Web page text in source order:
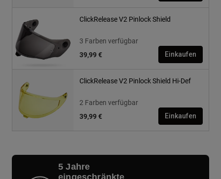
ClickRelease V2 Pinlock Shield
3 Farben verfügbar
39,99 €
Einkaufen
ClickRelease V2 Pinlock Shield Hi-Def
2 Farben verfügbar
39,99 €
Einkaufen
5 Jahre